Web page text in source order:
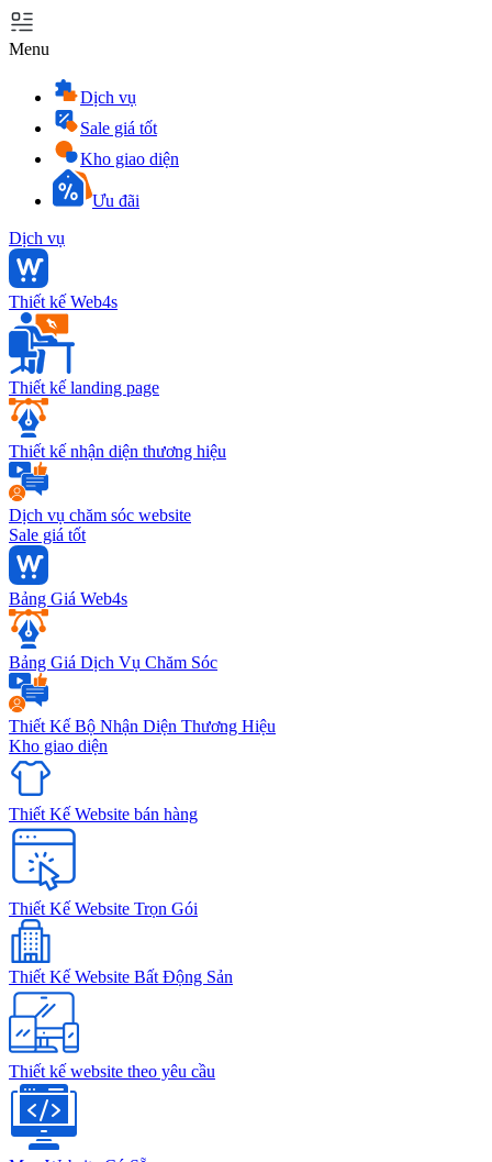
Menu
Dịch vụ
Sale giá tốt
Kho giao diện
Ưu đãi
Dịch vụ
Thiết kế Web4s
Thiết kế landing page
Thiết kế nhận diện thương hiệu
Dịch vụ chăm sóc website
Sale giá tốt
Bảng Giá Web4s
Bảng Giá Dịch Vụ Chăm Sóc
Thiết Kế Bộ Nhận Diện Thương Hiệu
Kho giao diện
Thiết Kế Website bán hàng
Thiết Kế Website Trọn Gói
Thiết Kế Website Bất Động Sản
Thiết kế website theo yêu cầu